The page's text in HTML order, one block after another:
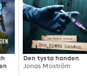
Den tysta handen
Jonas Moström